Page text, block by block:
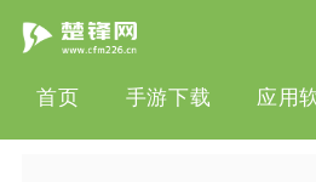
首页 手游下载 应用